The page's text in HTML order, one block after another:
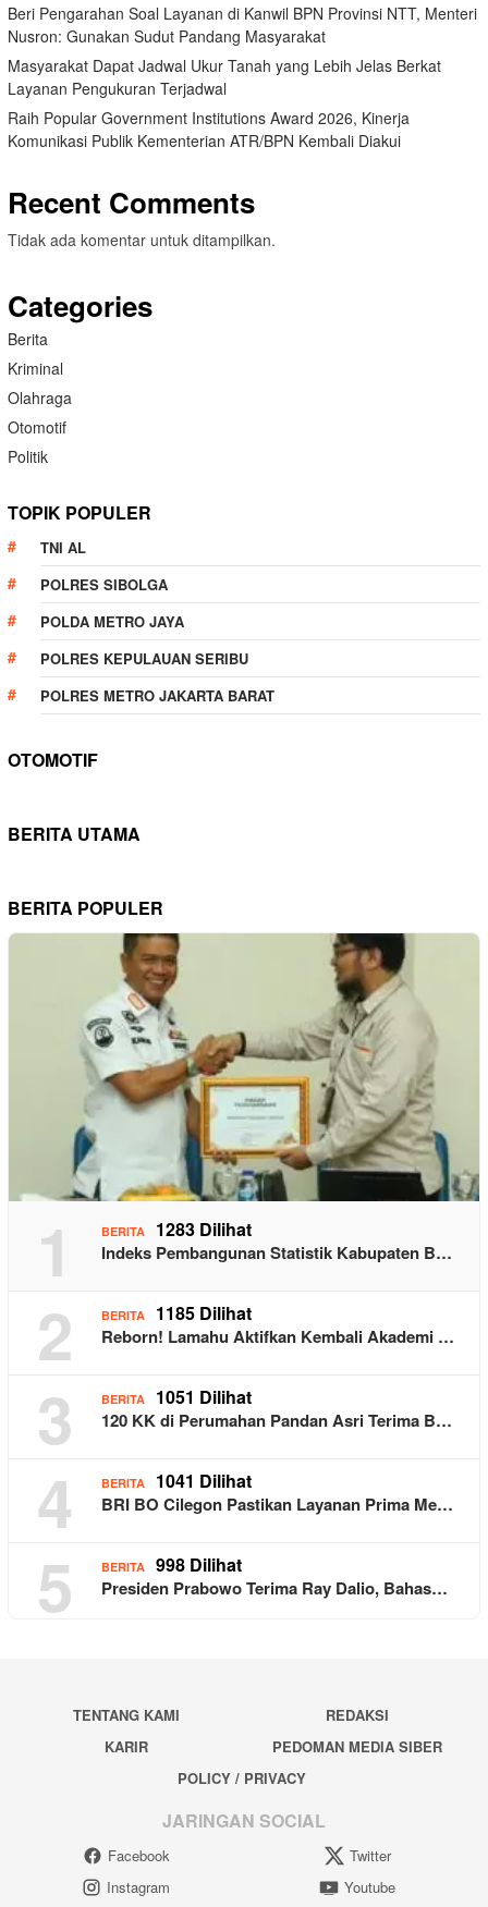
Beri Pengarahan Soal Layanan di Kanwil BPN Provinsi NTT, Menteri
Nusron: Gunakan Sudut Pandang Masyarakat
Masyarakat Dapat Jadwal Ukur Tanah yang Lebih Jelas Berkat
Layanan Pengukuran Terjadwal
Raih Popular Government Institutions Award 2026, Kinerja
Komunikasi Publik Kementerian ATR/BPN Kembali Diakui
Recent Comments
Tidak ada komentar untuk ditampilkan.
Categories
Berita
Kriminal
Olahraga
Otomotif
Politik
TOPIK POPULER
TNI AL
POLRES SIBOLGA
POLDA METRO JAYA
POLRES KEPULAUAN SERIBU
POLRES METRO JAKARTA BARAT
OTOMOTIF
BERITA UTAMA
BERITA POPULER
1 BERITA 1283 Dilihat
Indeks Pembangunan Statistik Kabupaten B…
2 BERITA 1185 Dilihat
Reborn! Lamahu Aktifkan Kembali Akademi …
3 BERITA 1051 Dilihat
120 KK di Perumahan Pandan Asri Terima B…
4 BERITA 1041 Dilihat
BRI BO Cilegon Pastikan Layanan Prima Me…
5 BERITA 998 Dilihat
Presiden Prabowo Terima Ray Dalio, Bahas…
TENTANG KAMI
REDAKSI
KARIR
PEDOMAN MEDIA SIBER
POLICY / PRIVACY
JARINGAN SOCIAL
Facebook
Twitter
Instagram
Youtube